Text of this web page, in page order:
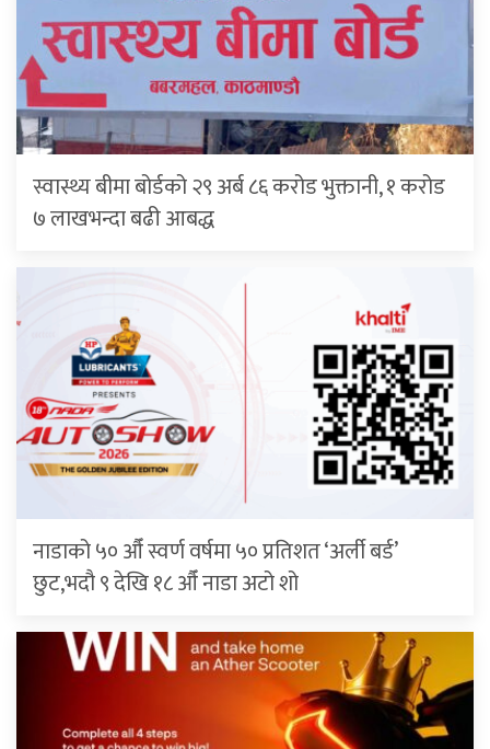
स्वास्थ्य बीमा बोर्डको २९ अर्ब ८६ करोड भुक्तानी, १ करोड
७ लाखभन्दा बढी आबद्ध
नाडाको ५० औँ स्वर्ण वर्षमा ५० प्रतिशत ‘अर्ली बर्ड’
छुट,भदौ ९ देखि १८ औँ नाडा अटो शो